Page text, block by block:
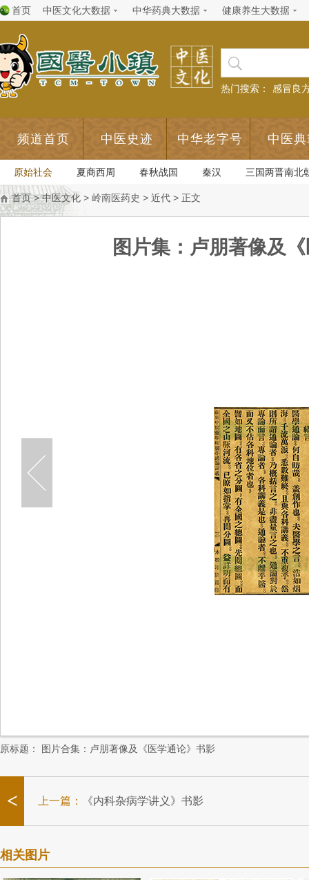
首页 中医文化大数据 中华药典大数据 健康养生大数据
热门搜索： 感冒良
频道首页 中医史迹 中华老字号 中医
原始社会 夏商西周 春秋战国 秦汉 三国两晋南北
首页>中医文化 > 岭南医药史 > 近代 > 正文
图片集：卢朋著像及
原标题： 图片合集：卢朋著像及《医学通论》书影
< 上一篇： 《内科杂病学讲义》书影
相关图片